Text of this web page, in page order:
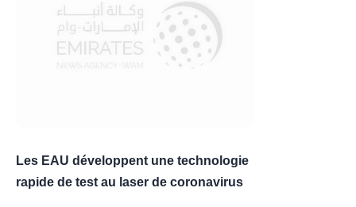
Les EAU développent une technologie
rapide de test au laser de coronavirus